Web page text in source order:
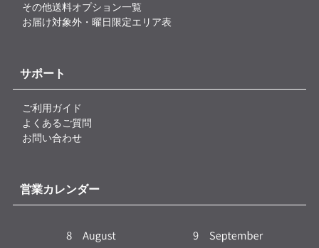
その他送料オプション一覧
お届け対象外・曜日限定エリア表
サポート
ご利用ガイド
よくあるご質問
お問い合わせ
営業カレンダー